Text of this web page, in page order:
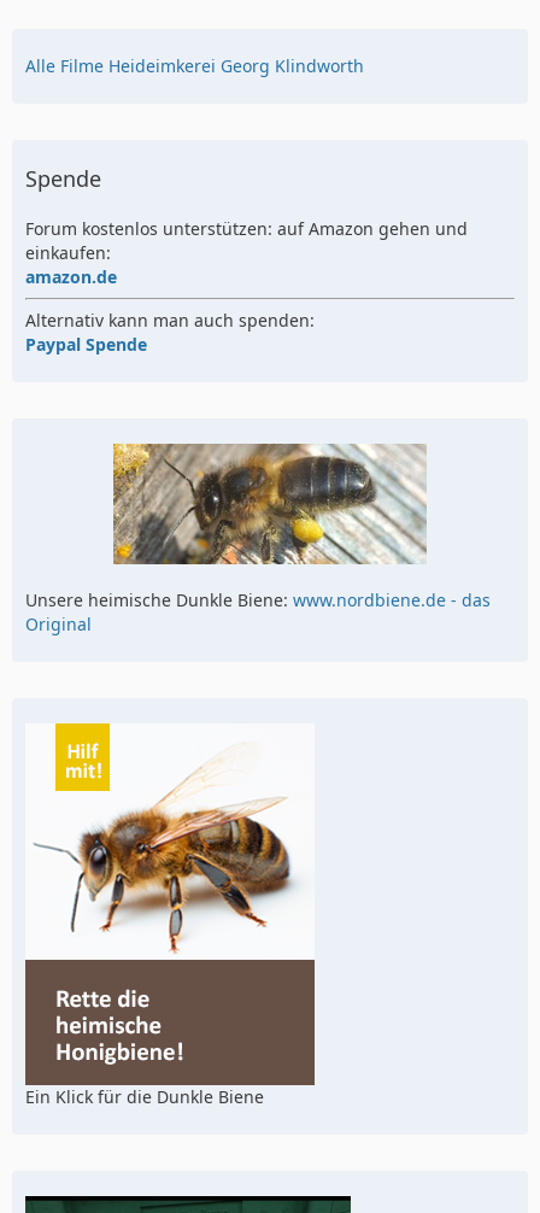
Alle Filme Heideimkerei Georg Klindworth
Spende
Forum kostenlos unterstützen: auf Amazon gehen und
einkaufen:
amazon.de
Alternativ kann man auch spenden:
Paypal Spende
Unsere heimische Dunkle Biene: www.nordbiene.de - das
Original
Ein Klick für die Dunkle Biene